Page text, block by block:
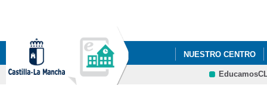
NUESTRO CENTRO
IESO SOLIDARIO -